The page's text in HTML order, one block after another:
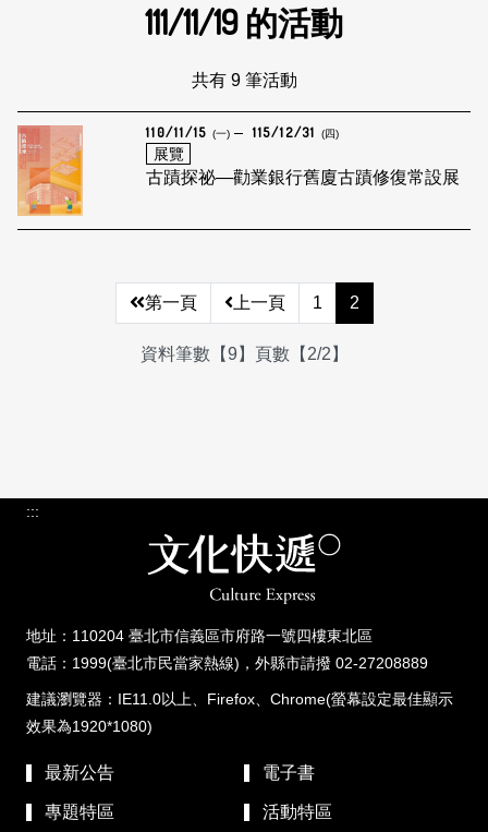
111/11/19 的活動
共有 9 筆活動
110/11/15 (一) 115/12/31 (四)
展覽
古蹟探祕—勸業銀行舊廈古蹟修復常設展
第一頁 上一頁 1 2
資料筆數【9】頁數【2/2】
:::
地址：110204 臺北市信義區市府路一號四樓東北區
電話：1999(臺北市民當家熱線)，外縣市請撥 02-27208889
建議瀏覽器：IE11.0以上、Firefox、Chrome(螢幕設定最佳顯示
效果為1920*1080)
最新公告 電子書
專題特區 活動特區